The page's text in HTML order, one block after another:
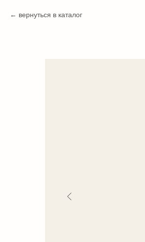
вернуться в каталог